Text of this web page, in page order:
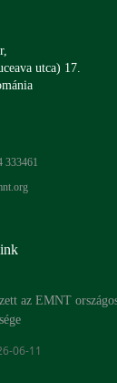
utca) 17.
333461
az EMNT
06-11